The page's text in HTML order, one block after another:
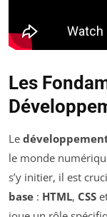
Les
Le
le monde
s’y initier, il est
base : HTML, CSS